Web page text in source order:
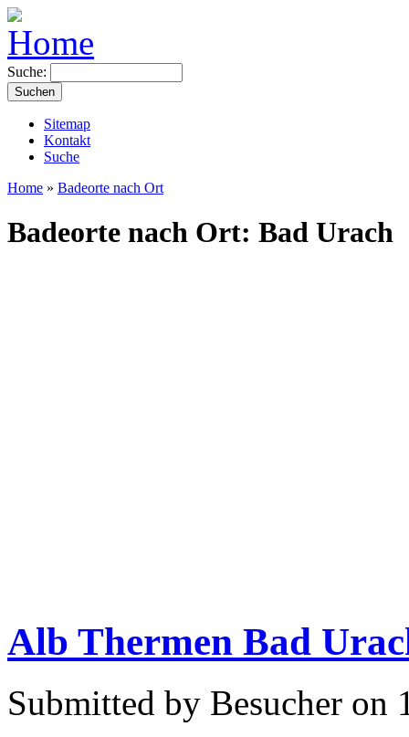
Suche:
Sitemap
Kontakt
Suche
Home » Badeorte nach Ort
Badeorte nach Ort: Bad Urach
Alb Thermen Bad
Submitted by Besucher on